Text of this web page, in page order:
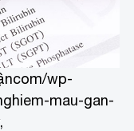
com/wp-
mau-gan-